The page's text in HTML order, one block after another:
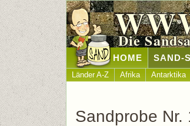
Die
HOME SAND-
Länder A-Z Afrika Antarktika
Sandprobe Nr.